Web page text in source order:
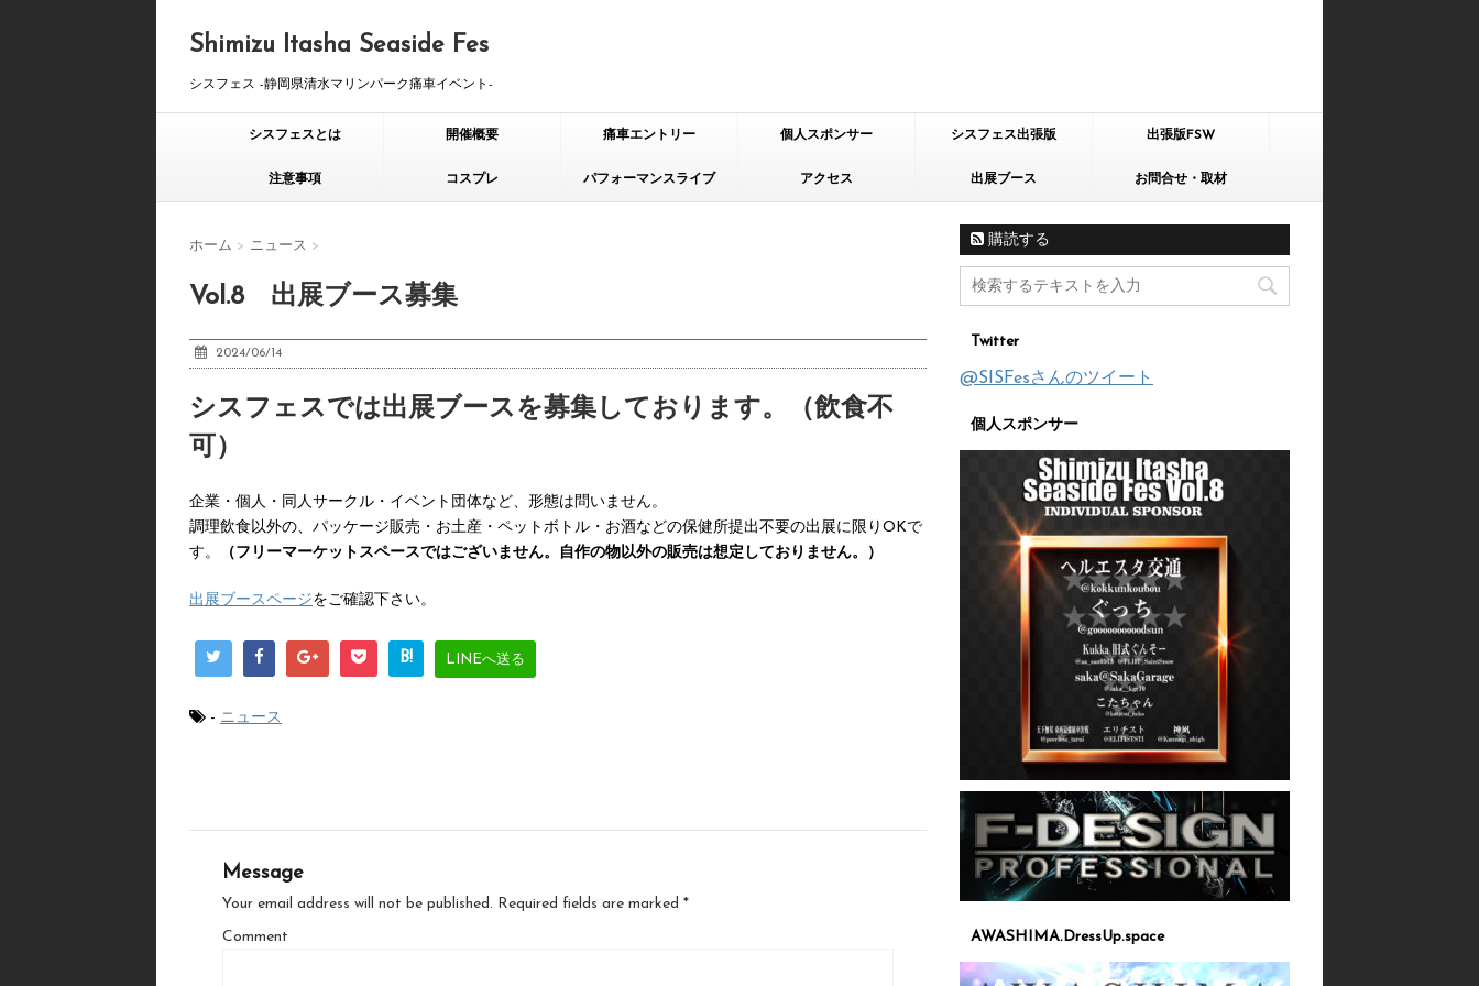
Shimizu Itasha Seaside Fes
シスフェス -静岡県清水マリンパーク痛車イベント-
シスフェスとは 開催概要 痛車エントリー 個人スポンサー シスフェス出張版 出張版FSW
注意事項 コスプレ パフォーマンスライブ アクセス 出展ブース お問合せ・取材
ホーム > ニュース >
Vol.8 出展ブース募集
2024/06/14
シスフェスでは出展ブースを募集しております。（飲食不
可）
企業・個人・同人サークル・イベント団体など、形態は問いません。
調理飲食以外の、パッケージ販売・お土産・ペットボトル・お酒などの保健所提出不要の出展に限りOKで
す。
（フリーマーケットスペースではございません。自作の物以外の販売は想定しておりません。）
出展ブースページをご確認下さい。
B! LINEへ送る
- ニュース
Message
Your email address will not be published. Required fields are marked *
Comment
購読する
Twitter
@SISFesさんのツイート
個人スポンサー
AWASHIMA.DressUp.space